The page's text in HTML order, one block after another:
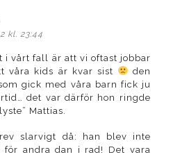
kl. 23:44
i vårt fall är att vi oftast jobbar
våra kids är kvar sist
den
gick med våra barn fick ju
det var därför hon ringde
Mattias.
slarvigt då: han blev inte
för andra dan i rad! Det vara